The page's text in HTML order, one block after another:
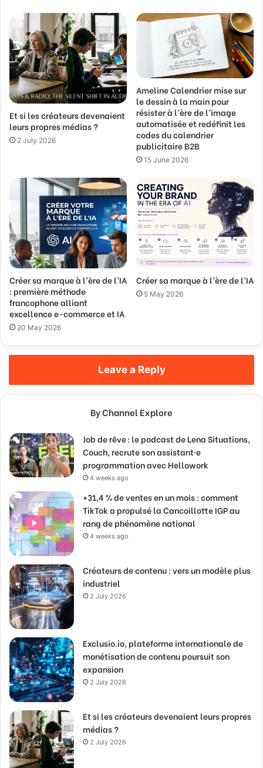
a
i
l
a
d
d
r
e
s
Et si les créateurs devenaient
leurs propres médias ?
2 July 2026
Ameline Calendrier mise sur
le dessin à la main pour
résister à l’ère de l’image
automatisée et redéfinit les
codes du calendrier
publicitaire B2B
15 June 2026
Créer sa marque à l’ère de l’IA
: première méthode
francophone alliant
excellence e-commerce et IA
20 May 2026
Créer sa marque à l’ère de l’IA
5 May 2026
Leave a Reply
By Channel Explore
Job de rêve : le podcast de Lena Situations,
Couch, recrute son assistant·e
programmation avec Hellowork
4 weeks ago
+31,4 % de ventes en un mois : comment
TikTok a propulsé la Cancoillotte IGP au
rang de phénomène national
4 weeks ago
Créateurs de contenu : vers un modèle plus
industriel
2 July 2026
Exclusio.io, plateforme internationale de
monétisation de contenu poursuit son
expansion
2 July 2026
Et si les créateurs devenaient leurs propres
médias ?
2 July 2026